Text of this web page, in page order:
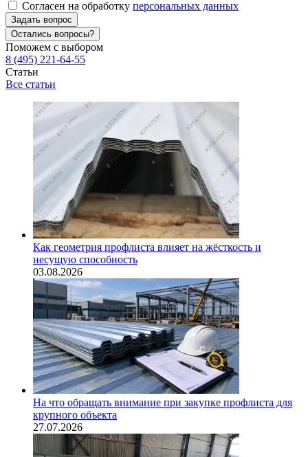
Согласен на обработку персональных данных
Задать вопрос
Остались вопросы?
Поможем с выбором
8 (495) 221-64-55
Статьи
Все статьи
Как геометрия профлиста влияет на жёсткость и
несущую способность
03.08.2026
На что обращать внимание при закупке профлиста для
крупного объекта
27.07.2026